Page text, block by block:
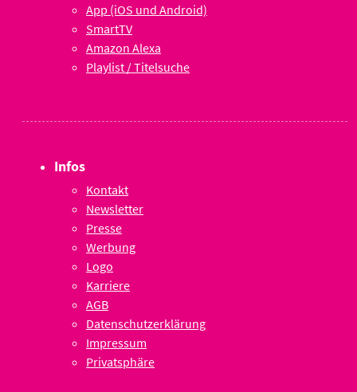
App (iOS und Android)
SmartTV
Amazon Alexa
Playlist / Titelsuche
Infos
Kontakt
Newsletter
Presse
Werbung
Logo
Karriere
AGB
Datenschutzerklärung
Impressum
Privatsphäre